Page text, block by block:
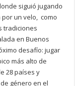
siguió jugando
por un velo, como
tradiciones
en Buenos
desafío: jugar
más alto de
28 países y
género en el